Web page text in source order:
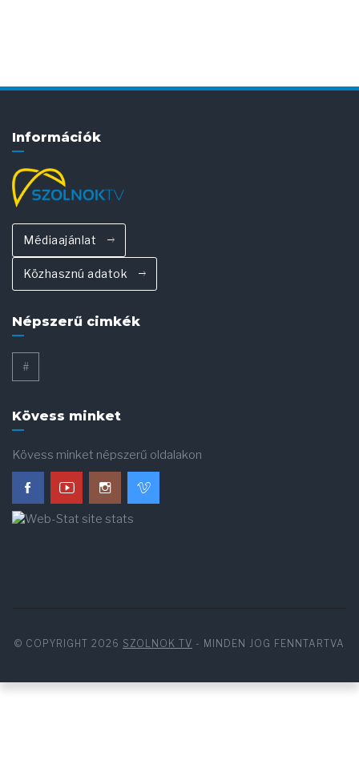
Információk
Médiaajánlat
Közhasznú adatok
Népszerű cimkék
#
Kövess minket
Kövess minket népszerű oldalakon
© COPYRIGHT 2026 SZOLNOK TV - MINDEN JOG FENNTARTVA